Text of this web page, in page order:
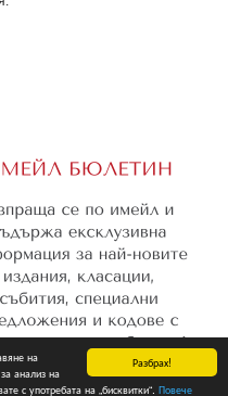
Разбрах!
на
анализ на
с употребата на „бисквитки“. Повече